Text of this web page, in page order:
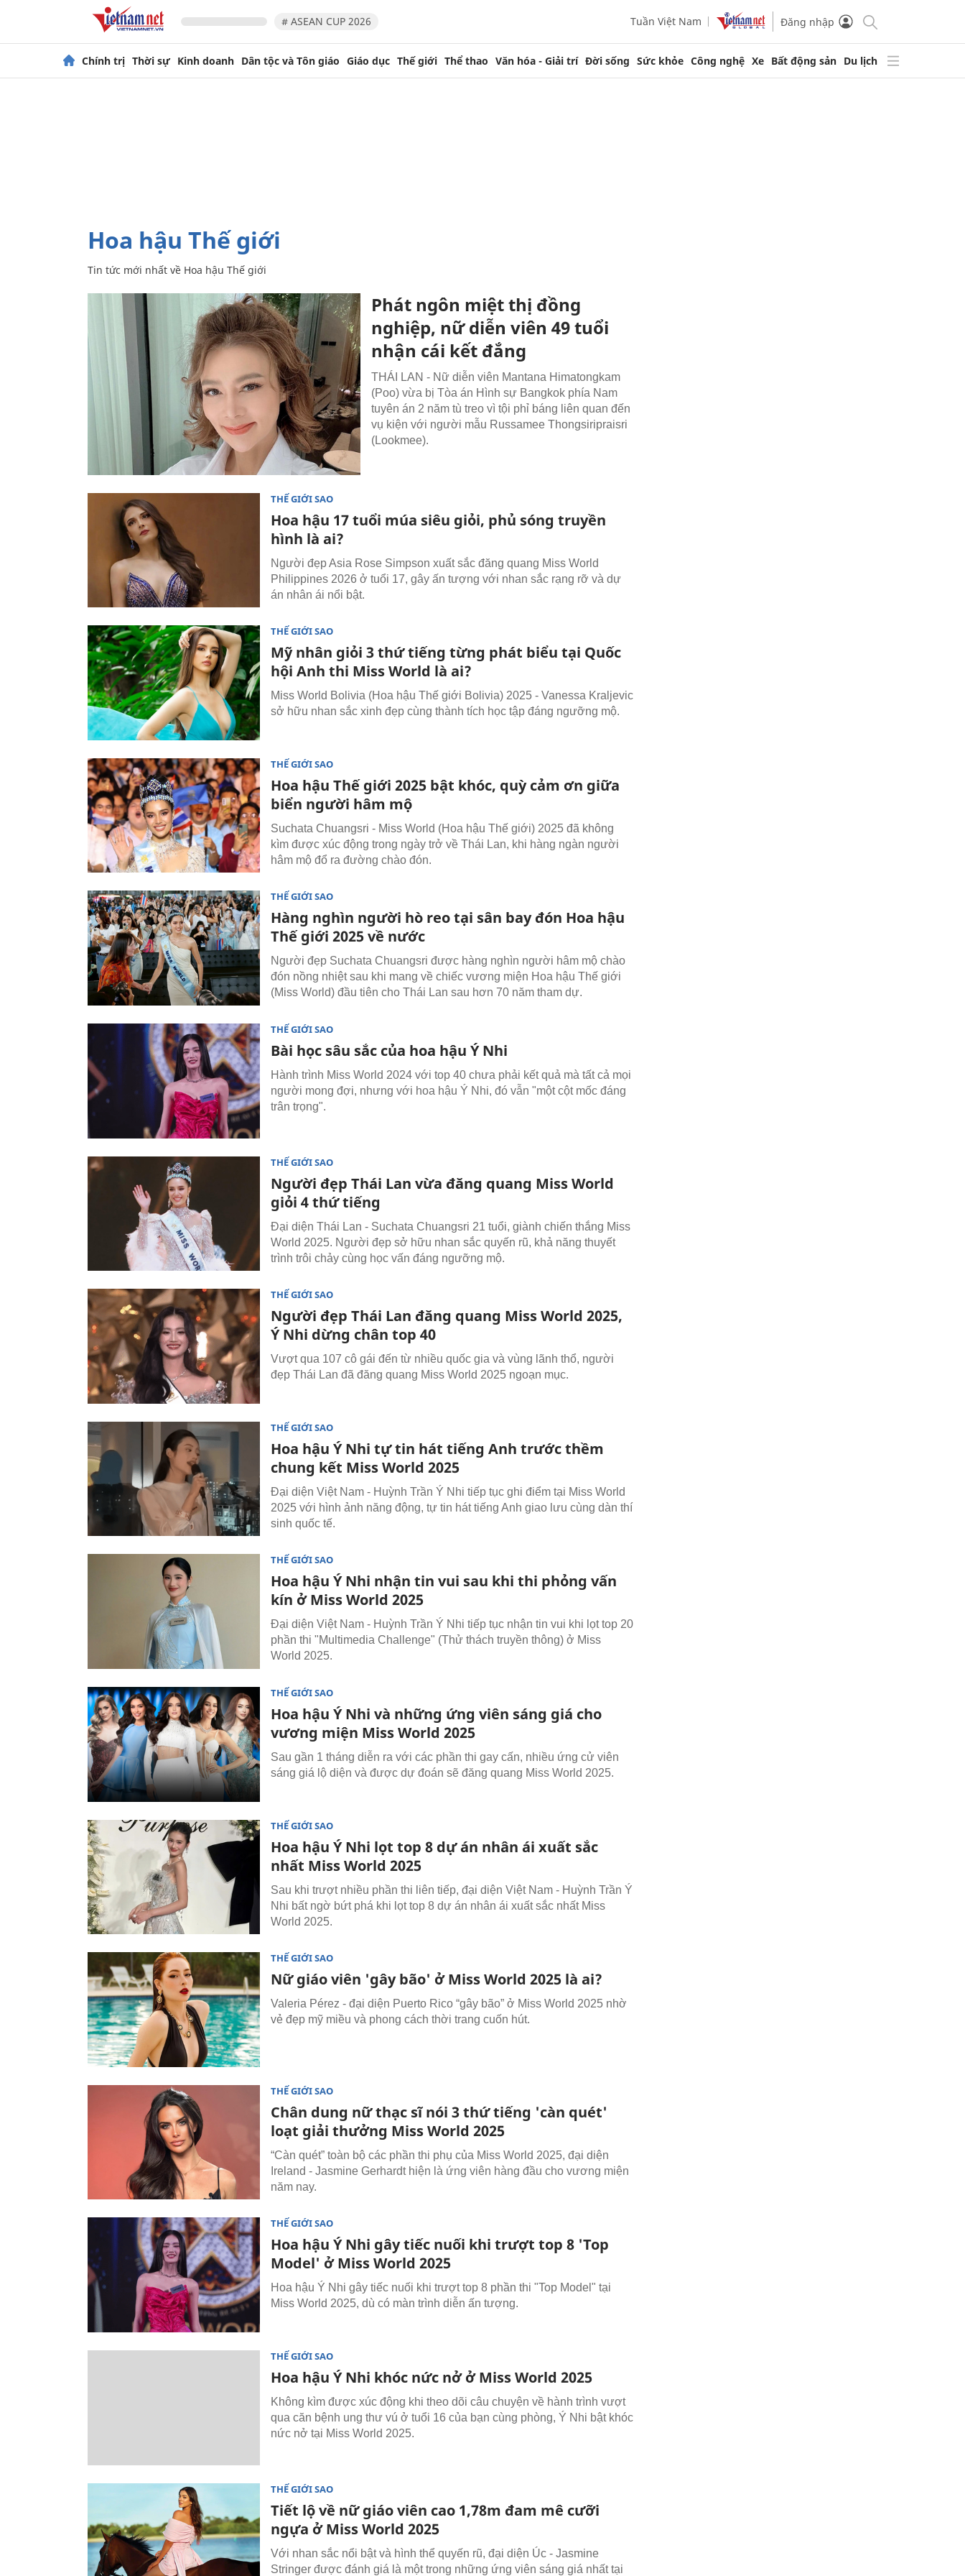
# ASEAN CUP 2026 Tuần Việt Nam Đăng nhập
Chính trị Thời sự Kinh doanh Dân tộc và Tôn giáo Giáo dục Thế giới Thể thao Văn hóa - Giải trí Đời sống Sức khỏe Công nghệ Xe Bất động sản Du lịch
Hoa hậu Thế giới
Tin tức mới nhất về Hoa hậu Thế giới
Phát ngôn miệt thị đồng
nghiệp, nữ diễn viên 49 tuổi
nhận cái kết đắng
THÁI LAN - Nữ diễn viên Mantana Himatongkam
(Poo) vừa bị Tòa án Hình sự Bangkok phía Nam
tuyên án 2 năm tù treo vì tội phỉ báng liên quan đến
vụ kiện với người mẫu Russamee Thongsiripraisri
(Lookmee).
THẾ GIỚI SAO
Hoa hậu 17 tuổi múa siêu giỏi, phủ sóng truyền
hình là ai?
Người đẹp Asia Rose Simpson xuất sắc đăng quang Miss World
Philippines 2026 ở tuổi 17, gây ấn tượng với nhan sắc rạng rỡ và dự
án nhân ái nổi bật.
THẾ GIỚI SAO
Mỹ nhân giỏi 3 thứ tiếng từng phát biểu tại Quốc
hội Anh thi Miss World là ai?
Miss World Bolivia (Hoa hậu Thế giới Bolivia) 2025 - Vanessa Kraljevic
sở hữu nhan sắc xinh đẹp cùng thành tích học tập đáng ngưỡng mộ.
THẾ GIỚI SAO
Hoa hậu Thế giới 2025 bật khóc, quỳ cảm ơn giữa
biển người hâm mộ
Suchata Chuangsri - Miss World (Hoa hậu Thế giới) 2025 đã không
kìm được xúc động trong ngày trở về Thái Lan, khi hàng ngàn người
hâm mộ đổ ra đường chào đón.
THẾ GIỚI SAO
Hàng nghìn người hò reo tại sân bay đón Hoa hậu
Thế giới 2025 về nước
Người đẹp Suchata Chuangsri được hàng nghìn người hâm mộ chào
đón nồng nhiệt sau khi mang về chiếc vương miện Hoa hậu Thế giới
(Miss World) đầu tiên cho Thái Lan sau hơn 70 năm tham dự.
THẾ GIỚI SAO
Bài học sâu sắc của hoa hậu Ý Nhi
Hành trình Miss World 2024 với top 40 chưa phải kết quả mà tất cả mọi
người mong đợi, nhưng với hoa hậu Ý Nhi, đó vẫn "một cột mốc đáng
trân trọng".
THẾ GIỚI SAO
Người đẹp Thái Lan vừa đăng quang Miss World
giỏi 4 thứ tiếng
Đại diện Thái Lan - Suchata Chuangsri 21 tuổi, giành chiến thắng Miss
World 2025. Người đẹp sở hữu nhan sắc quyến rũ, khả năng thuyết
trình trôi chảy cùng học vấn đáng ngưỡng mộ.
THẾ GIỚI SAO
Người đẹp Thái Lan đăng quang Miss World 2025,
Ý Nhi dừng chân top 40
Vượt qua 107 cô gái đến từ nhiều quốc gia và vùng lãnh thổ, người
đẹp Thái Lan đã đăng quang Miss World 2025 ngoạn mục.
THẾ GIỚI SAO
Hoa hậu Ý Nhi tự tin hát tiếng Anh trước thềm
chung kết Miss World 2025
Đại diện Việt Nam - Huỳnh Trần Ý Nhi tiếp tục ghi điểm tại Miss World
2025 với hình ảnh năng động, tự tin hát tiếng Anh giao lưu cùng dàn thí
sinh quốc tế.
THẾ GIỚI SAO
Hoa hậu Ý Nhi nhận tin vui sau khi thi phỏng vấn
kín ở Miss World 2025
Đại diện Việt Nam - Huỳnh Trần Ý Nhi tiếp tục nhận tin vui khi lọt top 20
phần thi "Multimedia Challenge" (Thử thách truyền thông) ở Miss
World 2025.
THẾ GIỚI SAO
Hoa hậu Ý Nhi và những ứng viên sáng giá cho
vương miện Miss World 2025
Sau gần 1 tháng diễn ra với các phần thi gay cấn, nhiều ứng cử viên
sáng giá lộ diện và được dự đoán sẽ đăng quang Miss World 2025.
THẾ GIỚI SAO
Hoa hậu Ý Nhi lọt top 8 dự án nhân ái xuất sắc
nhất Miss World 2025
Sau khi trượt nhiều phần thi liên tiếp, đại diện Việt Nam - Huỳnh Trần Ý
Nhi bất ngờ bứt phá khi lọt top 8 dự án nhân ái xuất sắc nhất Miss
World 2025.
THẾ GIỚI SAO
Nữ giáo viên 'gây bão' ở Miss World 2025 là ai?
Valeria Pérez - đại diện Puerto Rico “gây bão” ở Miss World 2025 nhờ
vẻ đẹp mỹ miều và phong cách thời trang cuốn hút.
THẾ GIỚI SAO
Chân dung nữ thạc sĩ nói 3 thứ tiếng 'càn quét'
loạt giải thưởng Miss World 2025
“Càn quét” toàn bộ các phần thi phụ của Miss World 2025, đại diện
Ireland - Jasmine Gerhardt hiện là ứng viên hàng đầu cho vương miện
năm nay.
THẾ GIỚI SAO
Hoa hậu Ý Nhi gây tiếc nuối khi trượt top 8 'Top
Model' ở Miss World 2025
Hoa hậu Ý Nhi gây tiếc nuối khi trượt top 8 phần thi "Top Model" tại
Miss World 2025, dù có màn trình diễn ấn tượng.
THẾ GIỚI SAO
Hoa hậu Ý Nhi khóc nức nở ở Miss World 2025
Không kìm được xúc động khi theo dõi câu chuyện về hành trình vượt
qua căn bệnh ung thư vú ở tuổi 16 của bạn cùng phòng, Ý Nhi bật khóc
nức nở tại Miss World 2025.
THẾ GIỚI SAO
Tiết lộ về nữ giáo viên cao 1,78m đam mê cưỡi
ngựa ở Miss World 2025
Với nhan sắc nổi bật và hình thể quyến rũ, đại diện Úc - Jasmine
Stringer được đánh giá là một trong những ứng viên sáng giá nhất tại